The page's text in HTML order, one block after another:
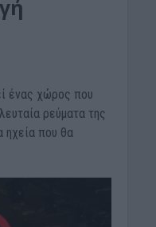
ένας χώρος που
ρεύματα της
ηχεία που θα